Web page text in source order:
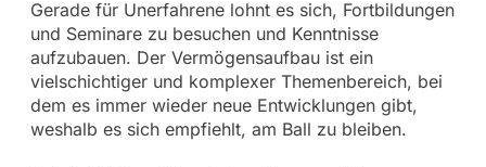
Gerade für Unerfahrene lohnt es sich, Fortbildungen
und Seminare zu besuchen und Kenntnisse
aufzubauen. Der Vermögensaufbau ist ein
vielschichtiger und komplexer Themenbereich, bei
dem es immer wieder neue Entwicklungen gibt,
weshalb es sich empfiehlt, am Ball zu bleiben.